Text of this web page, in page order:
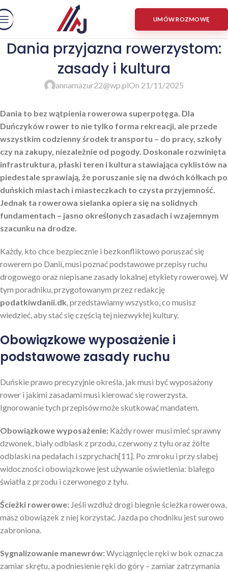
UMÓW ROZMOWĘ
Dania przyjazna rowerzystom:
zasady i kultura
annamazur22@wp.plOn 21/11/2025
Dania to bez wątpienia rowerowa superpotęga. Dla
Duńczyków rower to nie tylko forma rekreacji, ale przede
wszystkim codzienny środek transportu – do pracy, szkoły
czy na zakupy, niezależnie od pogody. Doskonale rozwinięta
infrastruktura, płaski teren i kultura stawiająca cyklistów na
piedestale sprawiają, że poruszanie się na dwóch kółkach po
duńskich miastach i miasteczkach to czysta przyjemność.
Jednak ta rowerowa sielanka opiera się na solidnych
fundamentach – jasno określonych zasadach i wzajemnym
szacunku na drodze.
Każdy, kto chce bezpiecznie i bezkonfliktowo poruszać się
rowerem po Danii, musi poznać podstawowe przepisy ruchu
drogowego oraz niepisane zasady lokalnej etykiety rowerowej. W
tym poradniku, przygotowanym przez redakcję
podatkiwdanii.dk, przedstawiamy wszystko, co musisz
wiedzieć, aby stać się częścią tej niezwykłej kultury.
Obowiązkowe wyposażenie i
podstawowe zasady ruchu
Duńskie prawo precyzyjnie określa, jak musi być wyposażony
rower i jakimi zasadami musi kierować się rowerzysta.
Ignorowanie tych przepisów może skutkować mandatem.
Obowiązkowe wyposażenie: Każdy rower musi mieć sprawny
dzwonek, biały odblask z przodu, czerwony z tyłu oraz żółte
odblaski na pedałach i szprychach[11]. Po zmroku i przy słabej
widoczności obowiązkowe jest używanie oświetlenia: białego
światła z przodu i czerwonego z tyłu.
Ścieżki rowerowe: Jeśli wzdłuż drogi biegnie ścieżka rowerowa,
masz obowiązek z niej korzystać. Jazda po chodniku jest surowo
zabroniona.
Sygnalizowanie manewrów:Wyciągnięcie ręki w bok oznacza
zamiar skrętu, a podniesienie ręki do góry – zamiar zatrzymania